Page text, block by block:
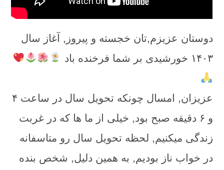
دوستان عزیزم,تان خجسته و پیروز, آغاز سال
۱۴۰۳ خورشیدی بر شما فرخنده باد
عزیزان, امسال چونکه تحویل سال در ساعت ۴
و ۶ دقیقه صبح بود, خیلی از ما ها که در غربت
زندگی میکنیم, لحظه تحویل سال رو متاسفانه
در خواب ناز بودیم, به همین دلیل, شخص بنده